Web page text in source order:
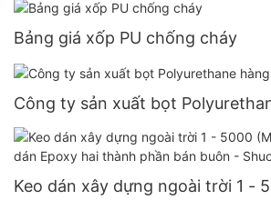
Bảng giá xốp PU chống cháy
Công ty sản xuất bọt
Keo dán xây dựng ngoài trời 1 -